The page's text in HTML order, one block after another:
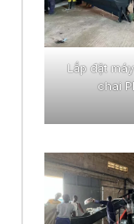
Lắp đặt
chai